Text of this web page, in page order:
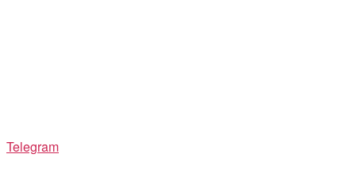
Telegram